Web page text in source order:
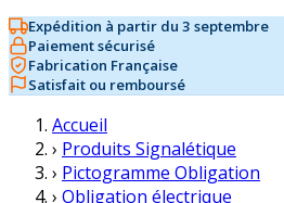
Expédition à partir du 3 septembre
Paiement sécurisé
Fabrication Française
Satisfait ou remboursé
Accueil
› Produits Signalétique
› Pictogramme Obligation
› Obligation électrique